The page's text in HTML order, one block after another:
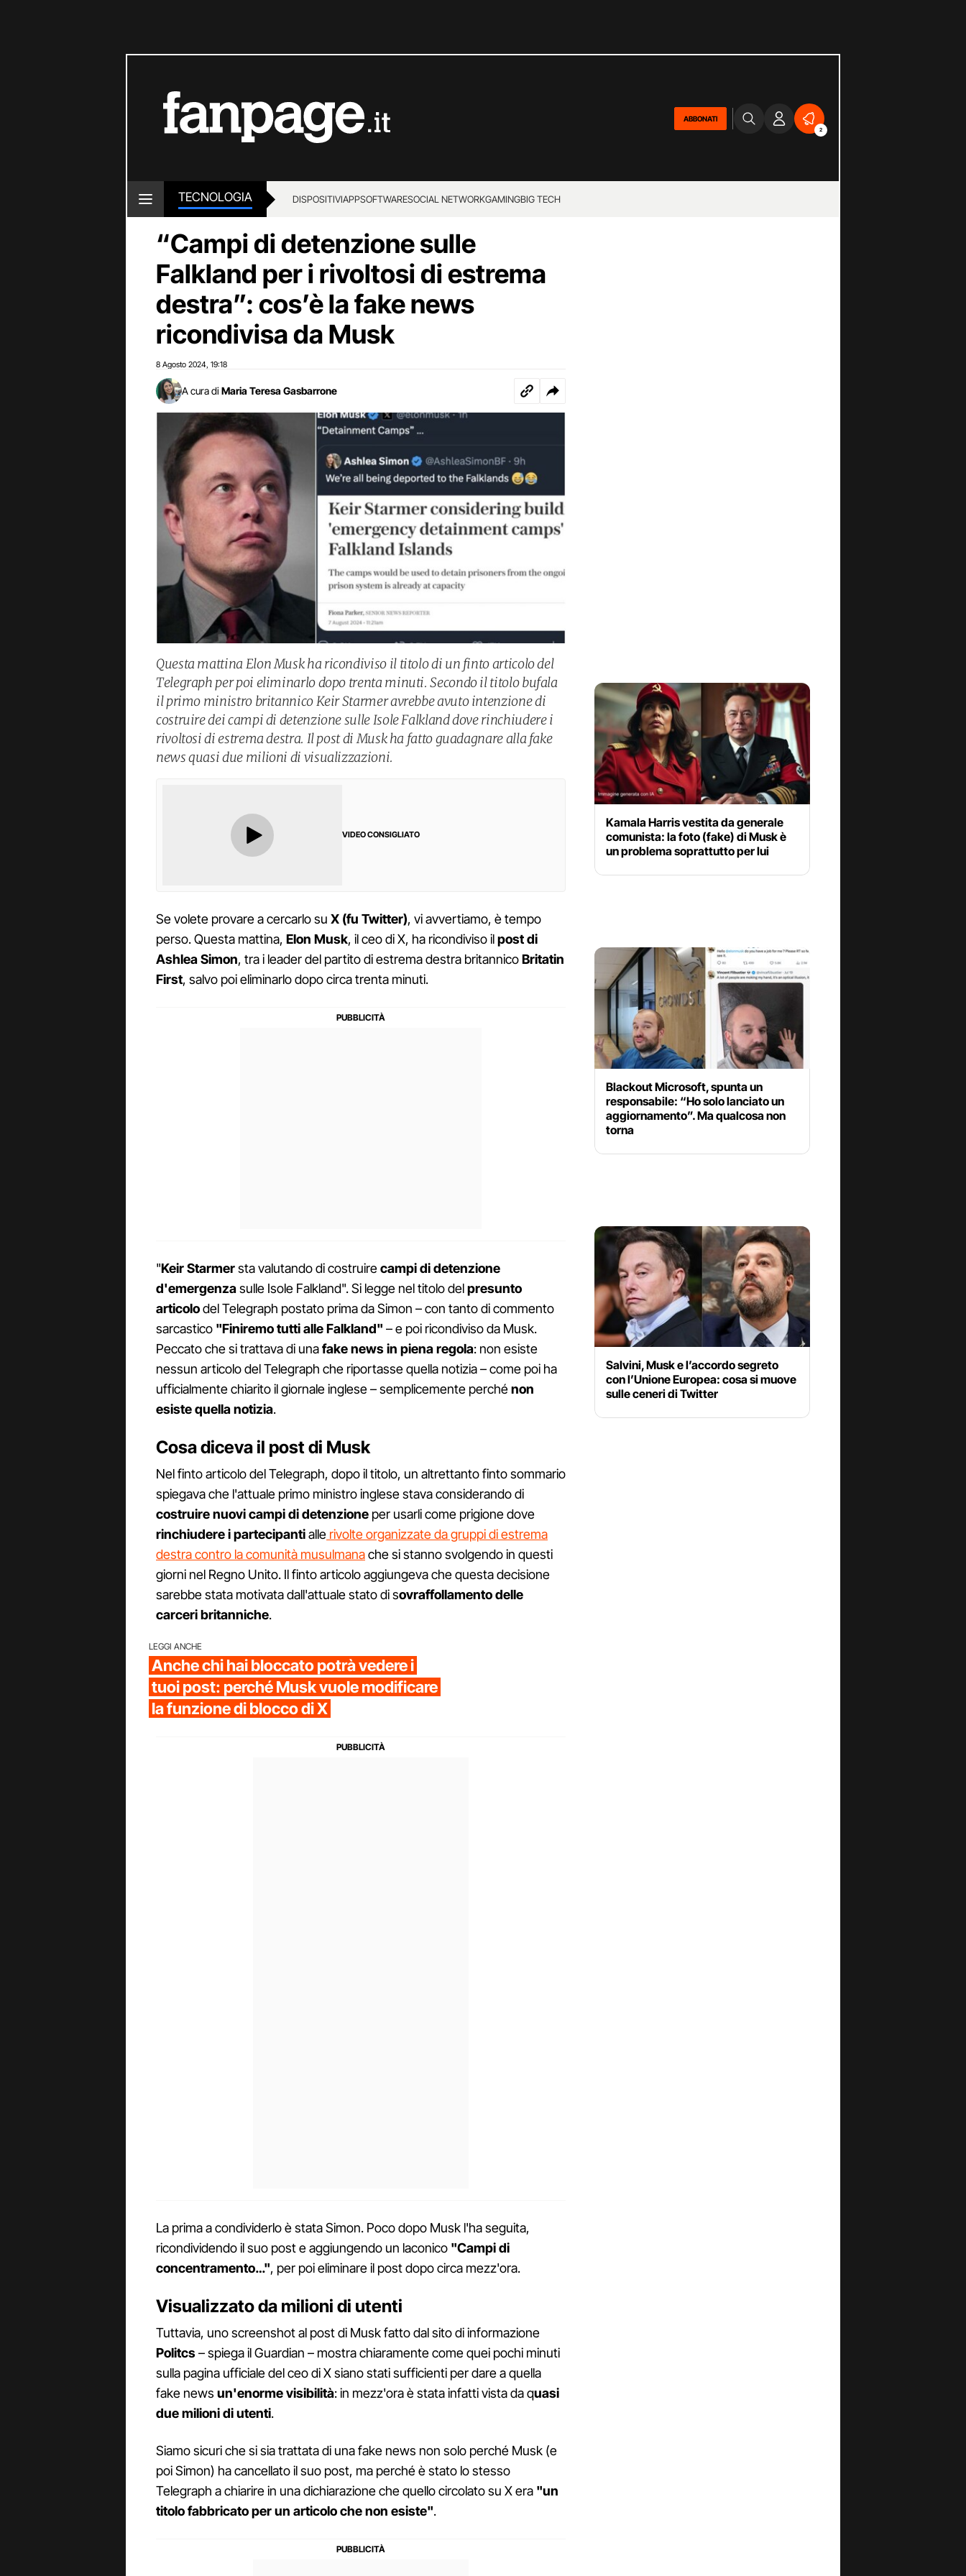
ABBONATI
2
TECNOLOGIA DISPOSITIVIAPPSOFTWARESOCIAL NETWORKGAMINGBIG TECH
“Campi di detenzione sulle
Falkland per i rivoltosi di estrema
destra”: cos’è la fake news
ricondivisa da Musk
8 Agosto 2024 19:18
A cura di Maria Teresa Gasbarrone
Questa mattina Elon Musk ha ricondiviso il titolo di un finto articolo del
Telegraph per poi eliminarlo dopo trenta minuti. Secondo il titolo bufala
il primo ministro britannico Keir Starmer avrebbe avuto intenzione di
costruire dei campi di detenzione sulle Isole Falkland dove rinchiudere i
rivoltosi di estrema destra. Il post di Musk ha fatto guadagnare alla fake
news quasi due milioni di visualizzazioni.
VIDEO CONSIGLIATO
Se volete provare a cercarlo su X (fu Twitter), vi avvertiamo, è tempo
perso. Questa mattina, Elon Musk, il ceo di X, ha ricondiviso ilpost di
Ashlea Simon, tra i leader del partito di estrema destra britannicoBritatin
First, salvo poi eliminarlo dopo circa trenta minuti.
"Keir Starmersta valutando di costruirecampi di detenzione
d'emergenzasulle Isole Falkland". Si legge nel titolo delpresunto
articolodel Telegraph postato prima da Simon – con tanto di commento
sarcastico "Finiremo tutti alle Falkland" – e poi ricondiviso da Musk.
Peccato che si trattava di unafake news in piena regola: non esiste
nessun articolo del Telegraph che riportasse quella notizia – come poi ha
ufficialmente chiarito il giornale inglese – semplicemente perchénon
esiste quella notizia.
Cosa diceva il post di Musk
Nel finto articolo del Telegraph, dopo il titolo, un altrettanto finto sommario
spiegava che l'attuale primo ministro inglese stava considerando di
costruire nuovi campi di detenzione per usarli come prigione dove
rinchiudere i partecipantialle rivolte organizzate da gruppi di estrema
destra contro la comunità musulmanache si stanno svolgendo in questi
giorni nel Regno Unito. Il finto articolo aggiungeva che questa decisione
sarebbe stata motivata dall'attuale stato di sovraffollamento delle
carceri britanniche.
LEGGI ANCHE
Anche chi hai bloccato potrà vedere i
tuoi post: perché Musk vuole modificare
la funzione di blocco di X
La prima a condividerlo è stata Simon. Poco dopo Musk l'ha seguita,
ricondividendo il suo post e aggiungendo un laconico "Campi di
concentramento…", per poi eliminare il post dopo circa mezz'ora.
Visualizzato da milioni di utenti
Tuttavia, uno screenshot al post di Musk fatto dal sito di informazione
Politcs– spiega il Guardian – mostra chiaramente come quei pochi minuti
sulla pagina ufficiale del ceo di X siano stati sufficienti per dare a quella
fake news un'enorme visibilità: in mezz'ora è stata infatti vista da quasi
due milioni di utenti.
Siamo sicuri che si sia trattata di una fake news non solo perché Musk (e
poi Simon) ha cancellato il suo post, ma perché è stato lo stesso
Telegraph a chiarire in una dichiarazione che quello circolato su X era "un
titolo fabbricato per un articolo che non esiste".
Kamala Harris vestita da generale
comunista: la foto (fake) di Musk è
un problema soprattutto per lui
Blackout Microsoft, spunta un
responsabile: “Ho solo lanciato un
aggiornamento”. Ma qualcosa non
torna
Salvini, Musk e l’accordo segreto
con l’Unione Europea: cosa si muove
sulle ceneri di Twitter